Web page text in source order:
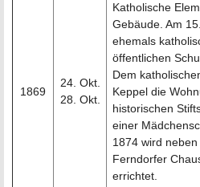
1869
24. Okt.
28. Okt.
Katholische
Gebäude. Am
ehemals
öffentlichen
Dem
Keppel die
historischen
einer
1874 wird
Ferndorfer
errichtet.